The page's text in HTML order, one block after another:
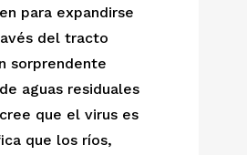
para expandirse
del tracto
sorprendente
aguas residuales
que el virus es
que los ríos,